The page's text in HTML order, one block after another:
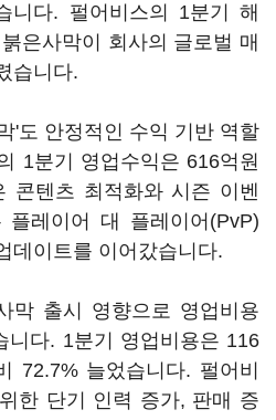
니다. 펄어비스의 1분기 해
은사막이 회사의 글로벌 매
습니다.
'도 안정적인 수익 기반 역할
1분기 영업수익은 616억원
콘텐츠 최적화와 시즌 이벤
플레이어 대 플레이어(PvP)
데이트를 이어갔습니다.
막 출시 영향으로 영업비용
니다. 1분기 영업비용은 116
72.7% 늘었습니다. 펄어비
한 단기 인력 증가, 판매 증